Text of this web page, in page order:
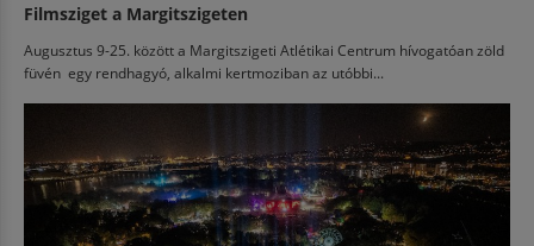
Filmsziget a Margitszigeten
Augusztus 9-25. között a Margitszigeti Atlétikai Centrum hívogatóan zöld
füvén egy rendhagyó, alkalmi kertmoziban az utóbbi...